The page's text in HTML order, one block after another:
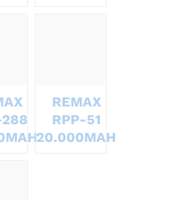
REMAX
RPP-51
20.000MAH